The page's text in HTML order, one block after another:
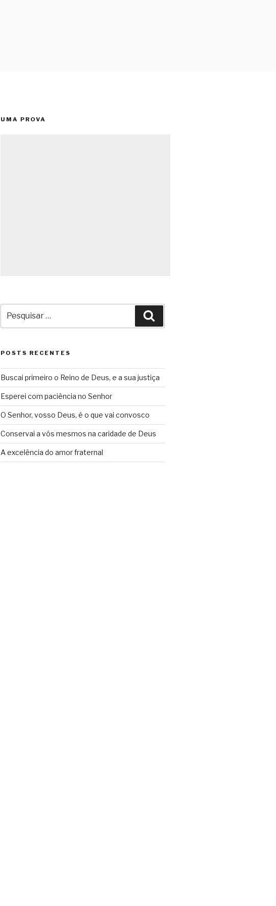
UMA PROVA
por:
POSTS RECENTES
Buscai primeiro o Reino de Deus, e a sua justiça
Esperei com paciência no Senhor
O Senhor, vosso Deus, é o que vai convosco
Conservai a vós mesmos na caridade de Deus
A excelência do amor fraternal